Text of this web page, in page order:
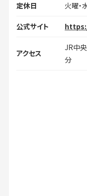
定休日 火曜・
公式サイト
アクセス
JR中
分